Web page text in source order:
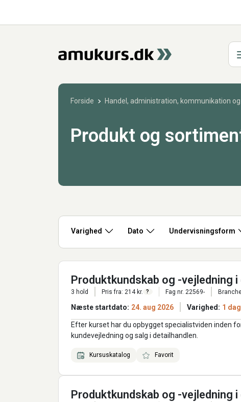
Forside Handel, administration, kommunikation
Produkt og
Varighed Dato Undervisningsform
Produktkundskab og -vejledning
3 hold Pris fra: 214 kr. ? Fag nr. 22569-
Næste startdato: 24. aug 2026 Varighed: 1 dag
Efter kurset har du opbygget specialistviden inden
kundevejledning og salg i detailhandlen.
Kursuskatalog Favorit
Produktkundskab og -vejledning